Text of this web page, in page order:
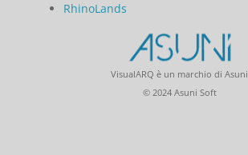
RhinoLands
VisualARQ è un marchio di Asuni
© 2024 Asuni Soft